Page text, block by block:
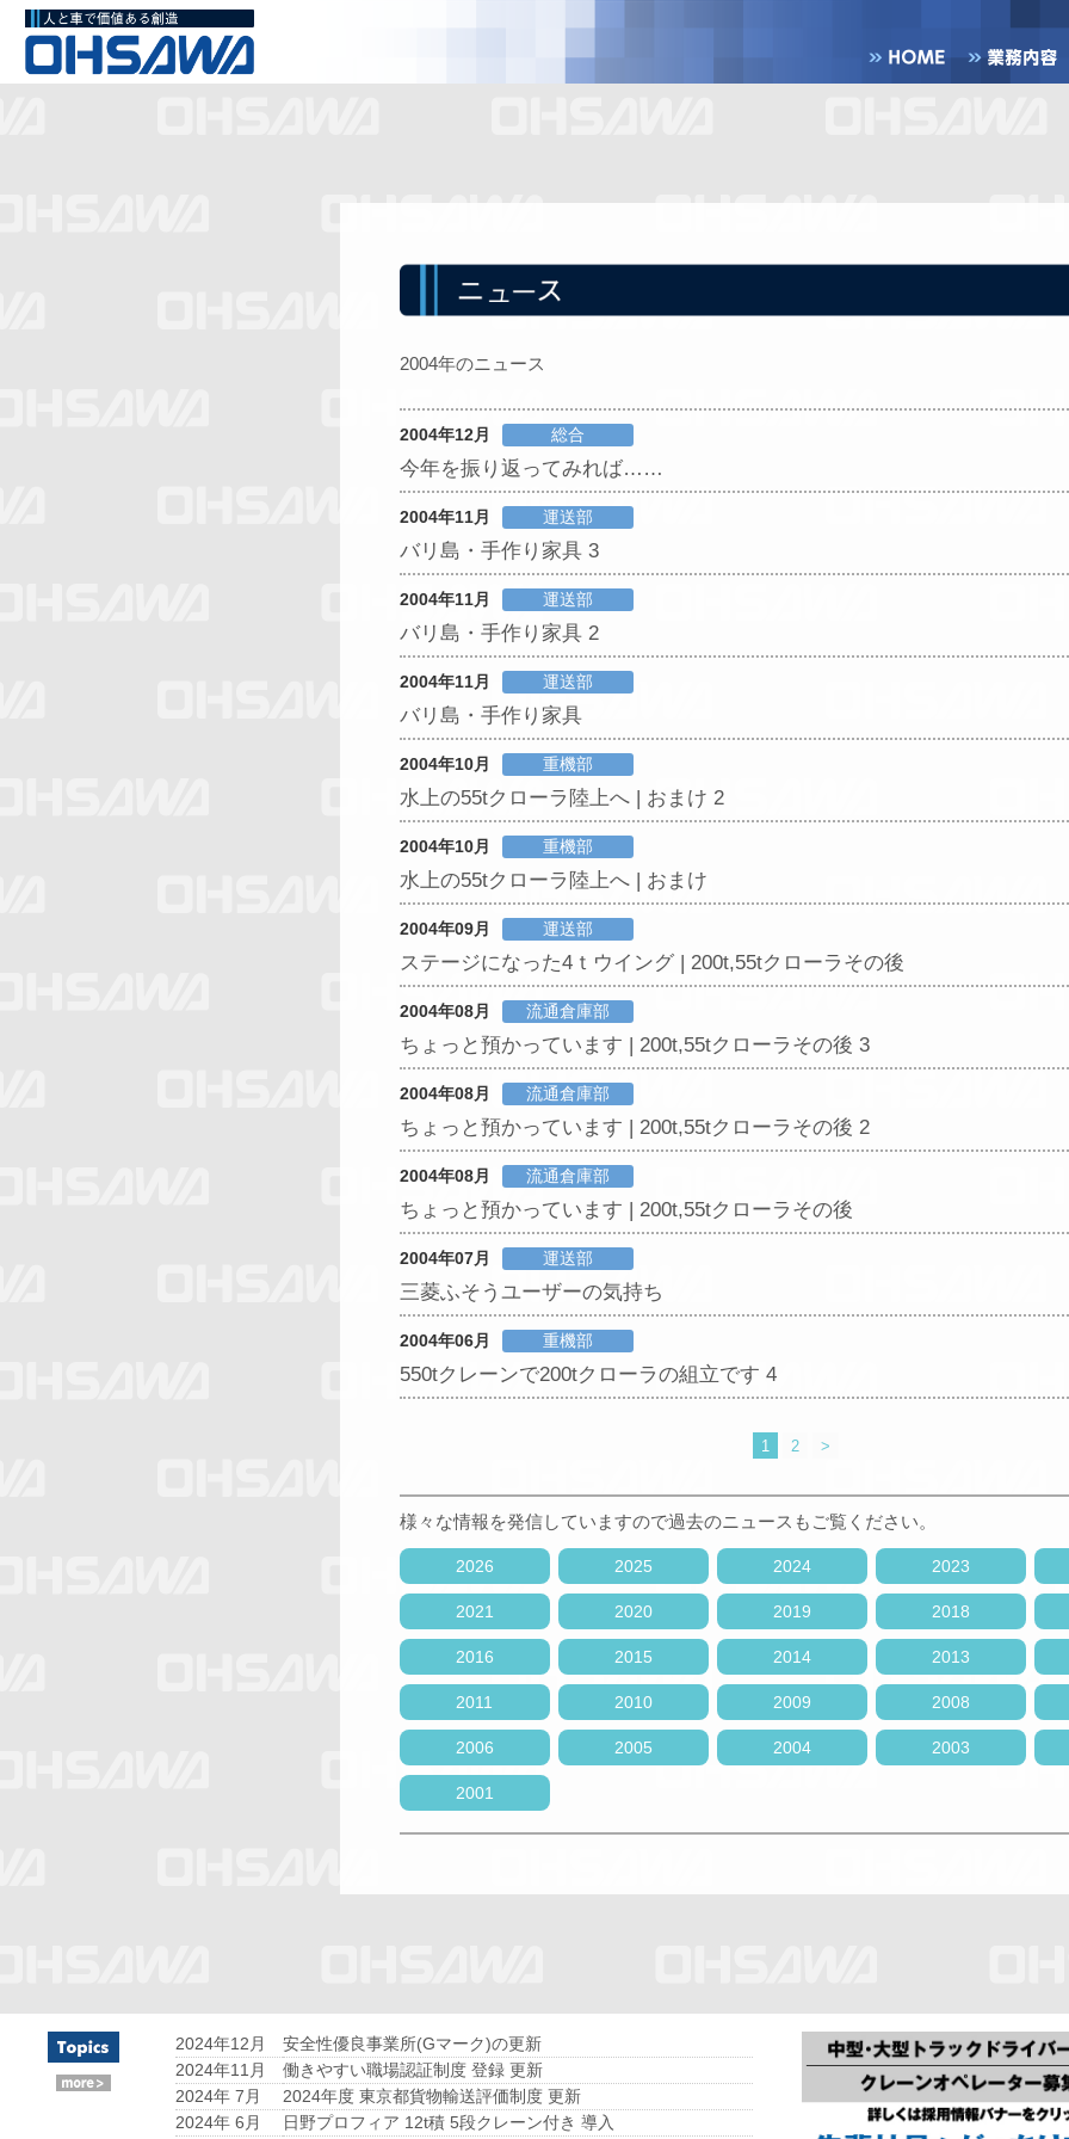
2004年のニュース
2004年12月 総合
今年を振り返ってみれば……
2004年11月 運送部
バリ島・手作り家具 3
2004年11月 運送部
バリ島・手作り家具 2
2004年11月 運送部
バリ島・手作り家具
2004年10月 重機部
水上の55tクローラ陸上へ | おまけ 2
2004年10月 重機部
水上の55tクローラ陸上へ | おまけ
2004年09月 運送部
ステージになった4ｔウイング | 200t,55tクローラその後
2004年08月 流通倉庫部
ちょっと預かっています | 200t,55tクローラその後 3
2004年08月 流通倉庫部
ちょっと預かっています | 200t,55tクローラその後 2
2004年08月 流通倉庫部
ちょっと預かっています | 200t,55tクローラその後
2004年07月 運送部
三菱ふそうユーザーの気持ち
2004年06月 重機部
550tクレーンで200tクローラの組立です 4
1 2 >
様々な情報を発信していますので過去のニュースもご覧ください。
2026 2025 2024 2023
2021 2020 2019 2018
2016 2015 2014 2013
2011 2010 2009 2008
2006 2005 2004 2003
2001
2024年12月
安全性優良事業所(Gマーク)の更新
2024年11月
働きやすい職場認証制度 登録 更新
2024年 7月
2024年度 東京都貨物輸送評価制度 更新
2024年 6月
日野プロフィア 12t積 5段クレーン付き 導入